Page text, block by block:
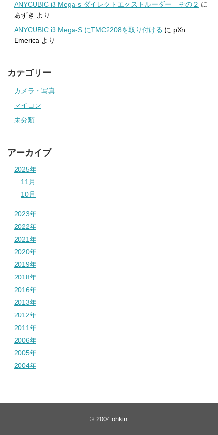
ANYCUBIC i3 Mega-s ダイレクトエクストルーダー その２ に
あずき より
ANYCUBIC i3 Mega-S にTMC2208を取り付ける に pXn
Emerica より
カテゴリー
カメラ・写真
マイコン
未分類
アーカイブ
2025年
11月
10月
2023年
2022年
2021年
2020年
2019年
2018年
2016年
2013年
2012年
2011年
2006年
2005年
2004年
© 2004 ohkin.